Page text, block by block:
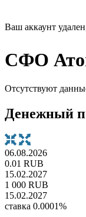
Ваш аккаунт
СФО
Отсутствуют
Денежный
06.08.2026
0.01 RUB
15.02.2027
1 000 RUB
15.02.2027
ставка 0.0001%